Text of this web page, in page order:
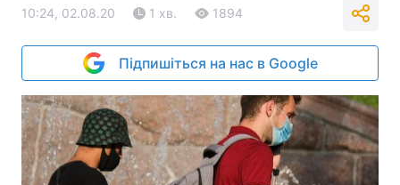
10:24, 02.08.20 1 хв. 1894
Підпишіться на нас в Google